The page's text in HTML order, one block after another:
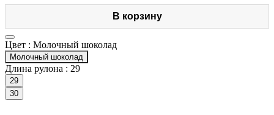
В корзину
Цвет : Молочный шоколад
Молочный шоколад
Длина рулона : 29
29
30